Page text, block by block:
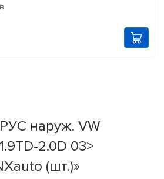
наруж. VW
2.0D 03>
(шт.)»